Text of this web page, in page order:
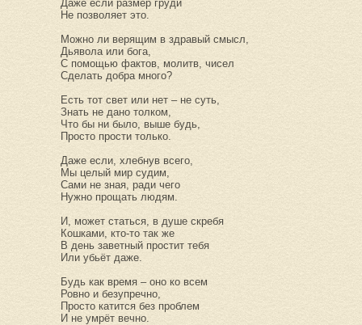
Даже если размер груди
Не позволяет это.
Можно ли верящим в здравый смысл,
Дьявола или бога,
С помощью фактов, молитв, чисел
Сделать добра много?
Есть тот свет или нет – не суть,
Знать не дано толком,
Что бы ни было, выше будь,
Просто прости только.
Даже если, хлебнув всего,
Мы целый мир судим,
Сами не зная, ради чего
Нужно прощать людям.
И, может статься, в душе скребя
Кошками, кто-то так же
В день заветный простит тебя
Или убьёт даже.
Будь как время – оно ко всем
Ровно и безупречно,
Просто катится без проблем
И не умрёт вечно.